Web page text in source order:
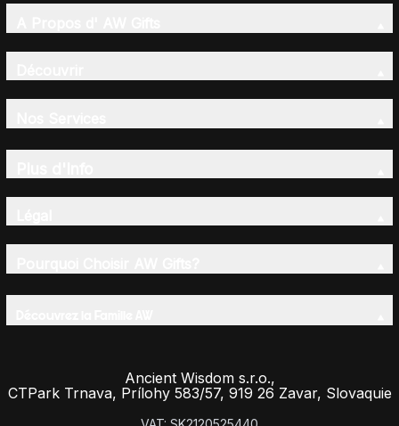
Ancient Wisdom s.r.o.,
CTPark Trnava, Prílohy 583/57, 919 26 Zavar, Slovaquie